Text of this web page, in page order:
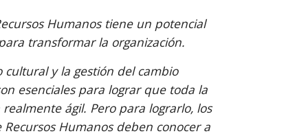
Humanos tiene un potencial
transformar la organización.
cultural y la gestión del cambio
esenciales para lograr que toda la
realmente ágil. Pero para lograrlo, los
Humanos deben conocer a